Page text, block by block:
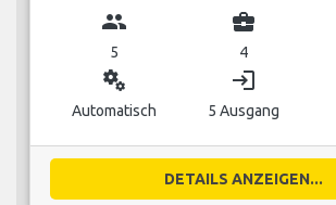
group
5
business_center
4
miscellaneous_services
Automatisch
login
5 Ausgang
DETAILS ANZEIGEN...